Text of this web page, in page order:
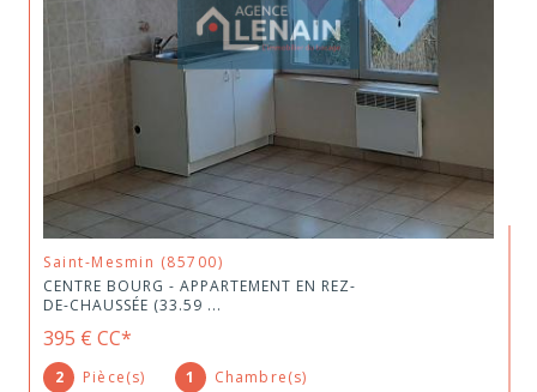
Saint-Mesmin (85700)
CENTRE BOURG - APPARTEMENT EN REZ-
DE-CHAUSSÉE (33.59 ...
395 € CC*
2 Pièce(s) 1 Chambre(s)